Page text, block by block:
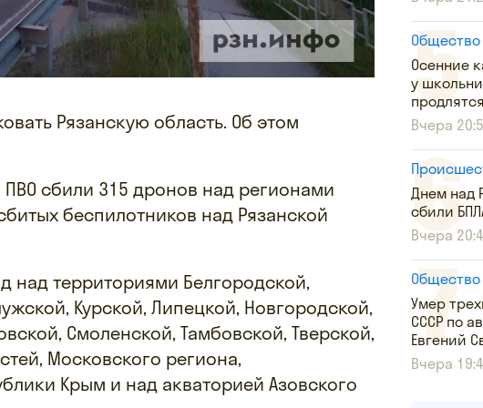
Рязанскую область. Об этом
сбили 315 дронов над регионами
беспилотников над Рязанской
над территориями Белгородской,
Курской, Липецкой, Новгородской,
Смоленской, Тамбовской, Тверской,
Московского региона,
Крым и над акваторией Азовского
Общество
Осенние
у
Вчера
Днем над
сбили
Вчера
Общество
Умер
СССР по
Евгений
Вчера